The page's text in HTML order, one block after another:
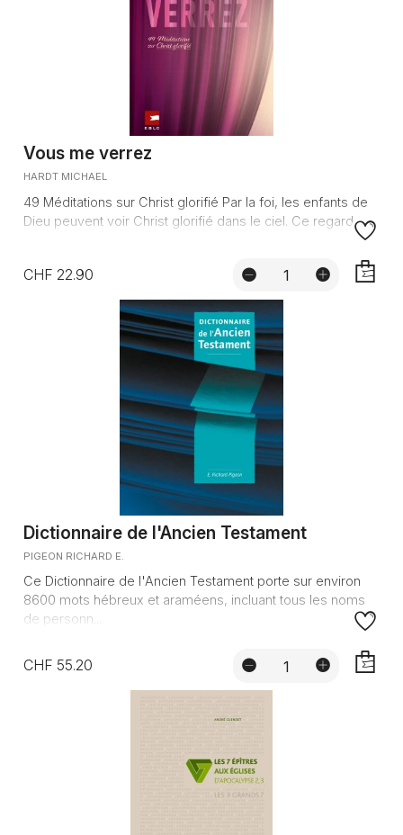
Vous me verrez
HARDT MICHAEL
49 Méditations sur Christ glorifié Par la foi, les enfants de
Dieu peuvent voir Christ glorifié dans le ciel. Ce regard...
CHF 22.90
Dictionnaire de l'Ancien Testament
PIGEON RICHARD E.
Ce Dictionnaire de l'Ancien Testament porte sur environ
8600 mots hébreux et araméens, incluant tous les noms
de personn...
CHF 55.20